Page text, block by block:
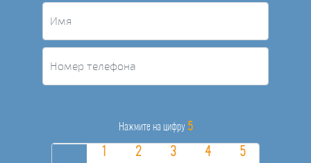
Нажмите на цифру 5